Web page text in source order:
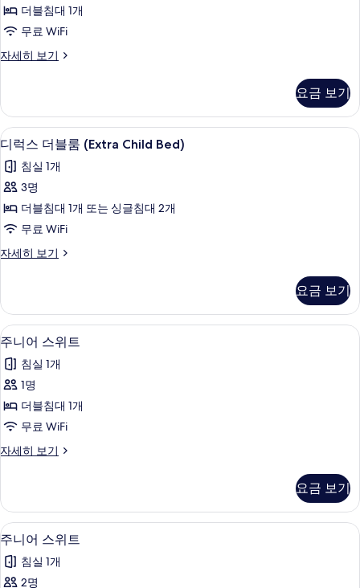
글
룸
사
모
두
보
기
더블침대 1개
무료 WiFi
자세히 보기
디
글
룸
자
세
히
보
요금 보기
디
럭
스
더
블
룸
(Extra
사
진
모
두
보
기
1
디럭스 더블룸 (Extra Child Bed)
침실 1개
3명
더블침대 1개 또는 싱글침대 2개
무료 WiFi
자세히 보기
디
블
룸
(Extra
Child
Bed)
자
히
보
요금 보기
주
니
어
스
위
트
사
모
두
보
기
주니어 스위트 | 욕실 | 고급 세면용품,
2
주니어 스위트
침실 1개
1명
더블침대 1개
무료 WiFi
자세히 보기
주
위
트
자
세
히
보
요금 보기
주
니
어
1
주니어 스위트
침실 1개
2명